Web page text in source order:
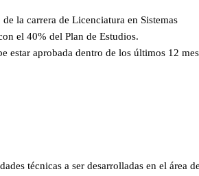
de la carrera de Licenciatura en Sistemas
el 40% del Plan de Estudios.
estar aprobada dentro de los últimos 12
técnicas a ser desarrolladas en el área